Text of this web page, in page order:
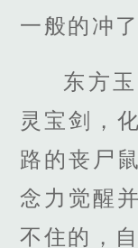
一般的冲了
东方
灵宝剑，
路的丧尸
念力觉醒
不住的，